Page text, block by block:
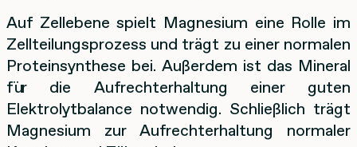
Auf Zellebene spielt Magnesium eine Rolle im
Zellteilungsprozess und trägt zu einer normalen
Proteinsynthese bei. Außerdem ist das Mineral
für die Aufrechterhaltung einer guten
Elektrolytbalance notwendig. Schließlich trägt
Magnesium zur Aufrechterhaltung normaler